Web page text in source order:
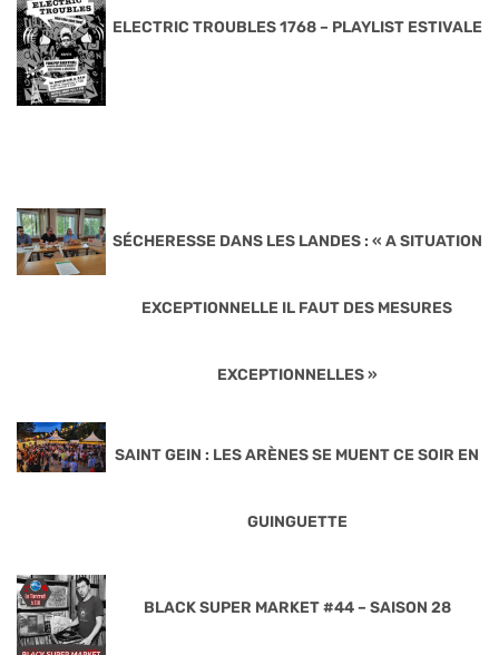
ELECTRIC TROUBLES 1768 – PLAYLIST ESTIVALE
SÉCHERESSE DANS LES LANDES : « A SITUATION
EXCEPTIONNELLE IL FAUT DES MESURES
EXCEPTIONNELLES »
SAINT GEIN : LES ARÈNES SE MUENT CE SOIR EN
GUINGUETTE
BLACK SUPER MARKET #44 – SAISON 28